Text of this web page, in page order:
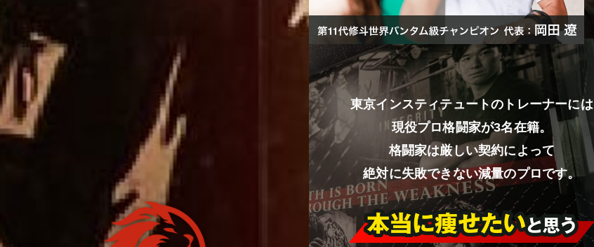
東京インスティテュートのトレーナーには
現役プロ格闘家が3名在籍。
格闘家は厳しい契約によって
絶対に失敗できない減量のプロです。